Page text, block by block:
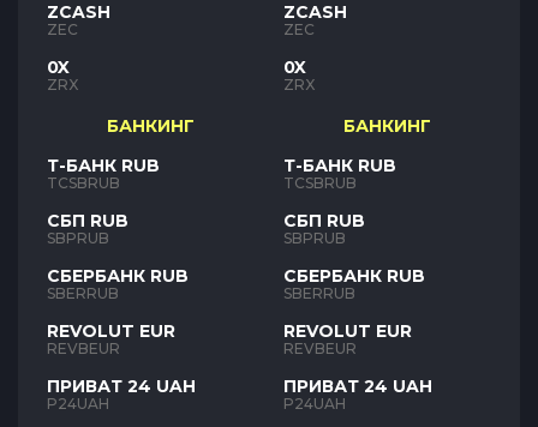
ZCASH
ZEC
0X
ZRX
БАНКИНГ
Т-БАНК RUB
TCSBRUB
СБП RUB
SBPRUB
СБЕРБАНК RUB
SBERRUB
REVOLUT EUR
REVBEUR
ПРИВАТ 24 UAH
P24UAH
ZCASH
ZEC
0X
ZRX
БАНКИНГ
Т-БАНК RUB
TCSBRUB
СБП RUB
SBPRUB
СБЕРБАНК RUB
SBERRUB
REVOLUT EUR
REVBEUR
ПРИВАТ 24 UAH
P24UAH